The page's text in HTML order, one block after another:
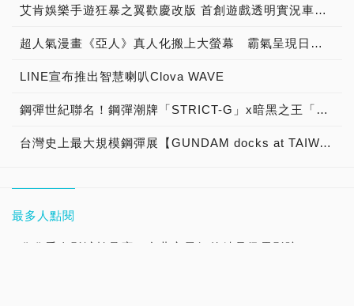
艾肯娛樂手遊狂暴之翼歡慶改版 首創遊戲透明實況車「狂暴列車」現身台北街頭
超人氣漫畫《亞人》真人化搬上大螢幕 霸氣呈現日系變種人的磅礡大戰！
LINE宣布推出智慧喇叭Clova WAVE
鋼彈世紀聯名！鋼彈潮牌「STRICT-G」x暗黑之王「mastermind JAPAN」
台灣史上最大規模鋼彈展【GUNDAM docks at TAIWAN】磅礡登場
最多人點閱
欣欣秀泰影城柏晶廳，台北市最好的精品級電影院！